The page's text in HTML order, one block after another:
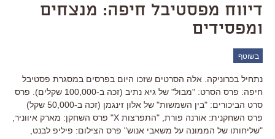
דיווח מפסטיבל חיפה: מנצחים
ומפסידים
בשוטף
נתחיל בכרוניקה. אלה הסרטים שזכו היום בפרסים במסגרת פסטיבל
חיפה: פרס הסרט: "מבול" של גיא נתיב (זכה ב-100,000 שקלים). פרס
סרט הביכורים: "בין השמשות" של אלון זינגמן (זכה ב-50,000 שקל)
פרס השחקנית: אורנה פורת, "התפרצות X" פרס השחקן: מארק איווניר,
"שליחותו של הממונה על משאבי אנוש" פרס הצילום: פיליפ לבנט,